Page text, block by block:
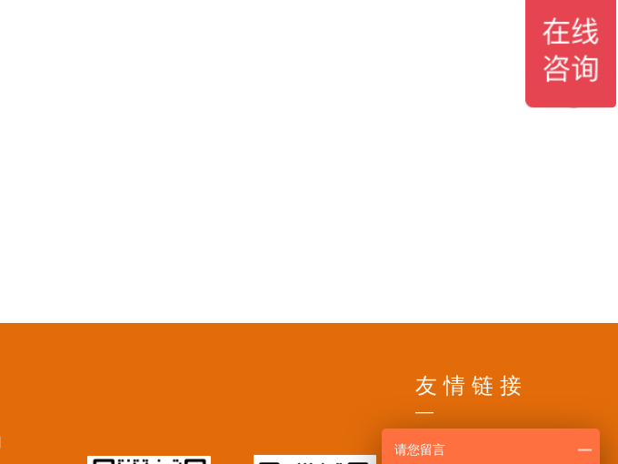
友 情 链 接
—
18717956695
ꁗ
请您留言